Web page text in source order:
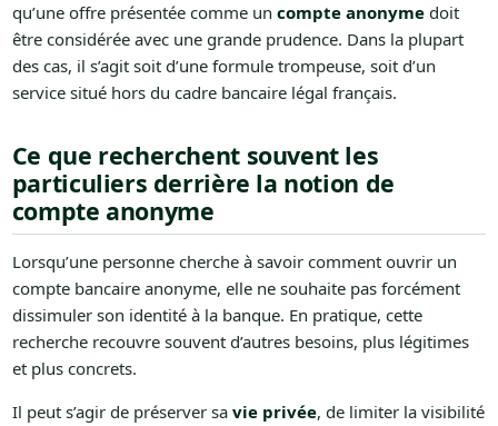
qu’une offre présentée comme un compte anonymedoit
être considérée avec une grande prudence. Dans la plupart
des cas, il s’agit soit d’une formule trompeuse, soit d’un
service situé hors du cadre bancaire légal français.
Ce que recherchent souvent les
particuliers derrière la notion de
compte anonyme
Lorsqu’une personne cherche à savoir comment ouvrir un
compte bancaire anonyme, elle ne souhaite pas forcément
dissimuler son identité à la banque. En pratique, cette
recherche recouvre souvent d’autres besoins, plus légitimes
et plus concrets.
Il peut s’agir de préserver sa vie privée, de limiter la visibilité